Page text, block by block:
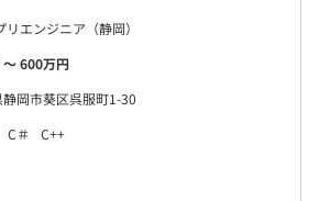
リエンジニア（静岡）
600万円
岡市葵区呉服町1-30
C＃
C++